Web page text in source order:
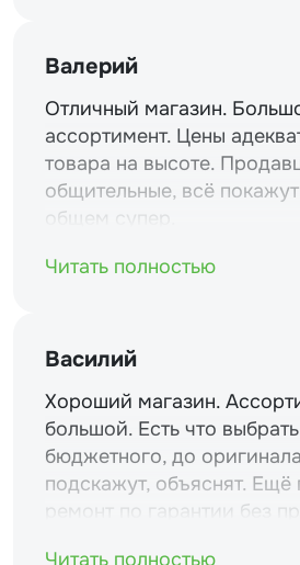
Валерий
Отличный магазин.
ассортимент. Цены
товара на высоте.
общительные, всё
общем супер.
Читать полностью
Василий
Хороший магазин.
большой. Есть что
бюджетного, до
подскажут, объяснят. Ещё
ремонт по гарантии без
Читать полностью